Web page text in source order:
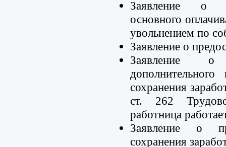
Заявление о
основного
увольнением по
Заявление о
Заявление о
сохранения
ст. 262
работница
Заявление о
сохранения